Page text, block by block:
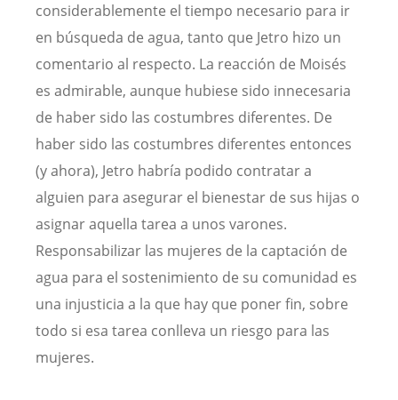
considerablemente el tiempo necesario para ir
en búsqueda de agua, tanto que Jetro hizo un
comentario al respecto. La reacción de Moisés
es admirable, aunque hubiese sido innecesaria
de haber sido las costumbres diferentes. De
haber sido las costumbres diferentes entonces
(y ahora), Jetro habría podido contratar a
alguien para asegurar el bienestar de sus hijas o
asignar aquella tarea a unos varones.
Responsabilizar las mujeres de la captación de
agua para el sostenimiento de su comunidad es
una injusticia a la que hay que poner fin, sobre
todo si esa tarea conlleva un riesgo para las
mujeres.